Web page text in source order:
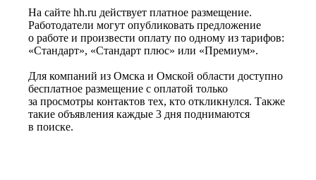
На сайте hh.ru действует платное размещение.
Работодатели могут опубликовать предложение
о работе и произвести оплату по одному из тарифов:
«Стандарт», «Стандарт плюс» или «Премиум».
Для компаний из Омска и Омской области доступно
бесплатное размещение с оплатой только
за просмотры контактов тех, кто откликнулся. Также
такие объявления каждые 3 дня поднимаются
в поиске.